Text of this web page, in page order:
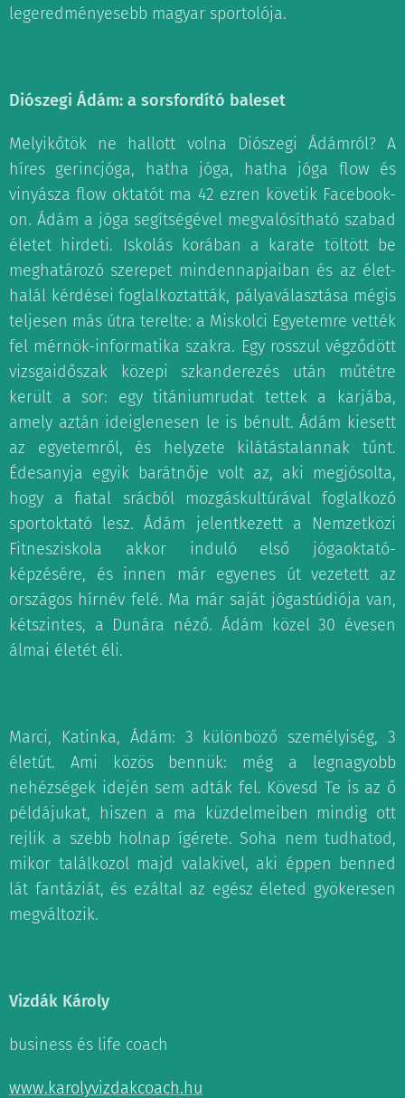
legeredményesebb magyar sportolója.
Diószegi Ádám: a sorsfordító baleset
Melyikőtök ne hallott volna Diószegi Ádámról? A
híres gerincjóga, hatha jóga, hatha jóga flow és
vinyásza flow oktatót ma 42 ezren követik Facebook-
on. Ádám a jóga segítségével megvalósítható szabad
életet hirdeti. Iskolás korában a karate töltött be
meghatározó szerepet mindennapjaiban és az élet-
halál kérdései foglalkoztatták, pályaválasztása mégis
teljesen más útra terelte: a Miskolci Egyetemre vették
fel mérnök-informatika szakra. Egy rosszul végződött
vizsgaidőszak közepi szkanderezés után műtétre
került a sor: egy titániumrudat tettek a karjába,
amely aztán ideiglenesen le is bénult. Ádám kiesett
az egyetemről, és helyzete kilátástalannak tűnt.
Édesanyja egyik barátnője volt az, aki megjósolta,
hogy a fiatal srácból mozgáskultúrával foglalkozó
sportoktató lesz. Ádám jelentkezett a Nemzetközi
Fitnesziskola akkor induló első jógaoktató-
képzésére, és innen már egyenes út vezetett az
országos hírnév felé. Ma már saját jógastúdiója van,
kétszintes, a Dunára néző. Ádám közel 30 évesen
álmai életét éli.
Marci, Katinka, Ádám: 3 különböző személyiség, 3
életút. Ami közös bennük: még a legnagyobb
nehézségek idején sem adták fel. Kövesd Te is az ő
példájukat, hiszen a ma küzdelmeiben mindig ott
rejlik a szebb holnap ígérete. Soha nem tudhatod,
mikor találkozol majd valakivel, aki éppen benned
lát fantáziát, és ezáltal az egész életed gyökeresen
megváltozik.
Vizdák Károly
business és life coach
www.karolyvizdakcoach.hu